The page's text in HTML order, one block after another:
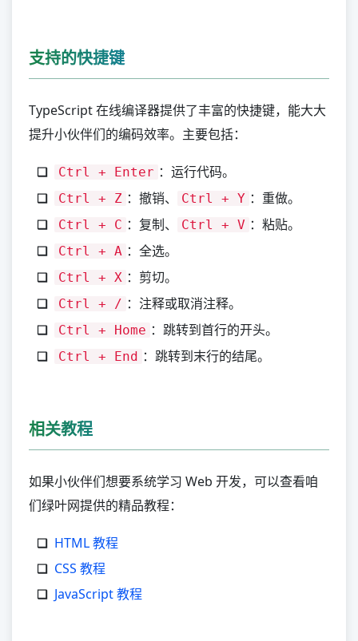
支持的快捷键
TypeScript 在线编译器提供了丰富的快捷键，能大大
提升小伙伴们的编码效率。主要包括：
Ctrl + Enter ：运行代码。
Ctrl + Z ：撤销、 Ctrl + Y ：重做。
Ctrl + C ：复制、 Ctrl + V ：粘贴。
Ctrl + A ：全选。
Ctrl + X ：剪切。
Ctrl + / ：注释或取消注释。
Ctrl + Home ：跳转到首行的开头。
Ctrl + End ：跳转到末行的结尾。
相关教程
如果小伙伴们想要系统学习 Web 开发，可以查看咱
们绿叶网提供的精品教程：
HTML 教程
CSS 教程
JavaScript 教程